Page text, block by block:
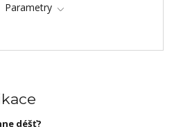
Parametry
déšť?